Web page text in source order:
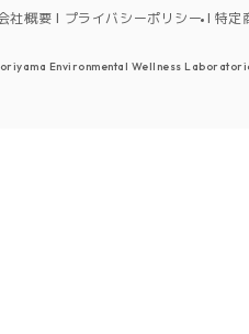
社概要 プライバシーポリシー 特定
Environmental Wellness